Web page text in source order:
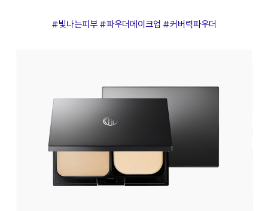
#빛나는피부 #파우더메이크업 #커버력파우더